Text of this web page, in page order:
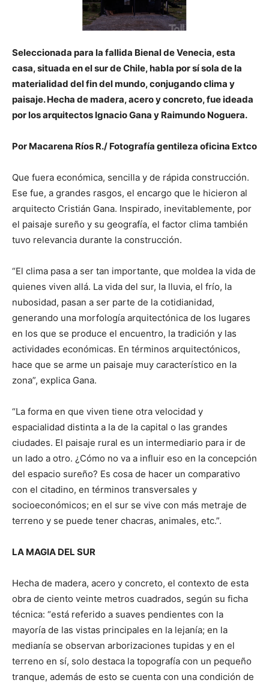
Seleccionada para la fallida Bienal de Venecia, esta
casa, situada en el sur de Chile, habla por sí sola de la
materialidad del fin del mundo, conjugando clima y
paisaje. Hecha de madera, acero y concreto, fue ideada
por los arquitectos Ignacio Gana y Raimundo Noguera.
Por Macarena Ríos R./ Fotografía gentileza oficina Extco
Que fuera económica, sencilla y de rápida construcción.
Ese fue, a grandes rasgos, el encargo que le hicieron al
arquitecto Cristián Gana. Inspirado, inevitablemente, por
el paisaje sureño y su geografía, el factor clima también
tuvo relevancia durante la construcción.
“El clima pasa a ser tan importante, que moldea la vida de
quienes viven allá. La vida del sur, la lluvia, el frío, la
nubosidad, pasan a ser parte de la cotidianidad,
generando una morfología arquitectónica de los lugares
en los que se produce el encuentro, la tradición y las
actividades económicas. En términos arquitectónicos,
hace que se arme un paisaje muy característico en la
zona”, explica Gana.
“La forma en que viven tiene otra velocidad y
espacialidad distinta a la de la capital o las grandes
ciudades. El paisaje rural es un intermediario para ir de
un lado a otro. ¿Cómo no va a influir eso en la concepción
del espacio sureño? Es cosa de hacer un comparativo
con el citadino, en términos transversales y
socioeconómicos; en el sur se vive con más metraje de
terreno y se puede tener chacras, animales, etc.”.
LA MAGIA DEL SUR
Hecha de madera, acero y concreto, el contexto de esta
obra de ciento veinte metros cuadrados, según su ficha
técnica: “está referido a suaves pendientes con la
mayoría de las vistas principales en la lejanía; en la
medianía se observan arborizaciones tupidas y en el
terreno en sí, solo destaca la topografía con un pequeño
tranque, además de esto se cuenta con una condición de